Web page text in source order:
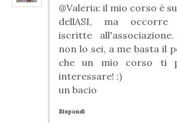
@Valeria: il mio corso è
dellASI, ma occorre
iscritte
non lo sei, a me basta il
che un mio corso ti
interessare! :)
un bacio
Rispondi